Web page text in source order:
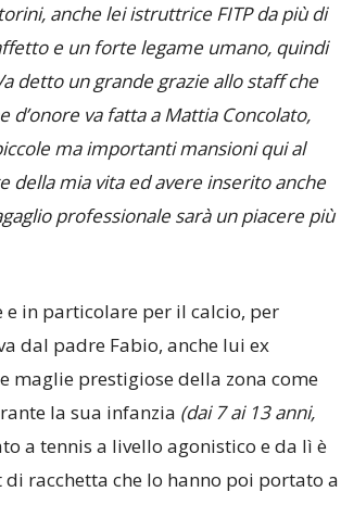
anche lei istruttrice FITP da più di
e un forte legame umano, quindi
detto un grande grazie allo staff che
va fatta a Mattia Concolato,
ma importanti mansioni qui al
mia vita ed avere inserito anche
professionale sarà un piacere più
in particolare per il calcio, per
dal padre Fabio, anche lui ex
maglie prestigiose della zona come
la sua infanzia (dai 7 ai 13 anni,
a tennis a livello agonistico e da lì è
racchetta che lo hanno poi portato a